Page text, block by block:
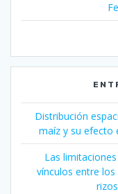
Distribución
maíz y su efecto
Las
vínculos entre